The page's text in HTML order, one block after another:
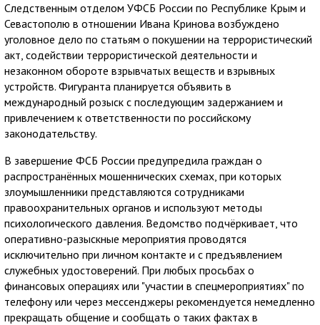
Следственным отделом УФСБ России по Республике Крым и
Севастополю в отношении Ивана Кринова возбуждено
уголовное дело по статьям о покушении на террористический
акт, содействии террористической деятельности и
незаконном обороте взрывчатых веществ и взрывных
устройств. Фигуранта планируется объявить в
международный розыск с последующим задержанием и
привлечением к ответственности по российскому
законодательству.
В завершение ФСБ России предупредила граждан о
распространённых мошеннических схемах, при которых
злоумышленники представляются сотрудниками
правоохранительных органов и используют методы
психологического давления. Ведомство подчёркивает, что
оперативно-разыскные мероприятия проводятся
исключительно при личном контакте и с предъявлением
служебных удостоверений. При любых просьбах о
финансовых операциях или "участии в спецмероприятиях" по
телефону или через мессенджеры рекомендуется немедленно
прекращать общение и сообщать о таких фактах в